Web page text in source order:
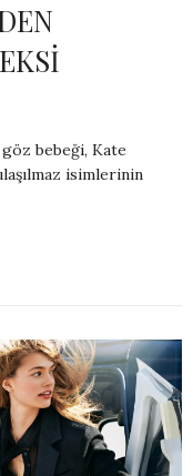
göz bebeği, Kate
isimlerinin